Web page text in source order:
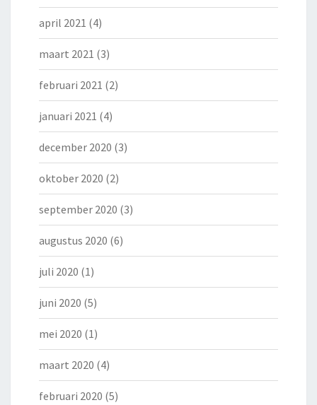
april 2021 (4)
maart 2021 (3)
februari 2021 (2)
januari 2021 (4)
december 2020 (3)
oktober 2020 (2)
september 2020 (3)
augustus 2020 (6)
juli 2020 (1)
juni 2020 (5)
mei 2020 (1)
maart 2020 (4)
februari 2020 (5)